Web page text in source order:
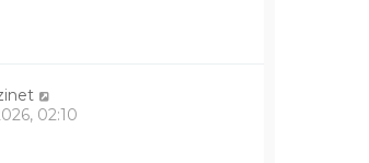
02:10